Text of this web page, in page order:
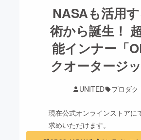
ターン
注目の新着プロ
ジェクト
募集終
ロジェ
アート・写真
ビジネス・起業
NASAも活用
術から誕生！
能インナー「
クオータージッ
UNITED プロダク
現在公式オンラインストアに
求めいただけます。